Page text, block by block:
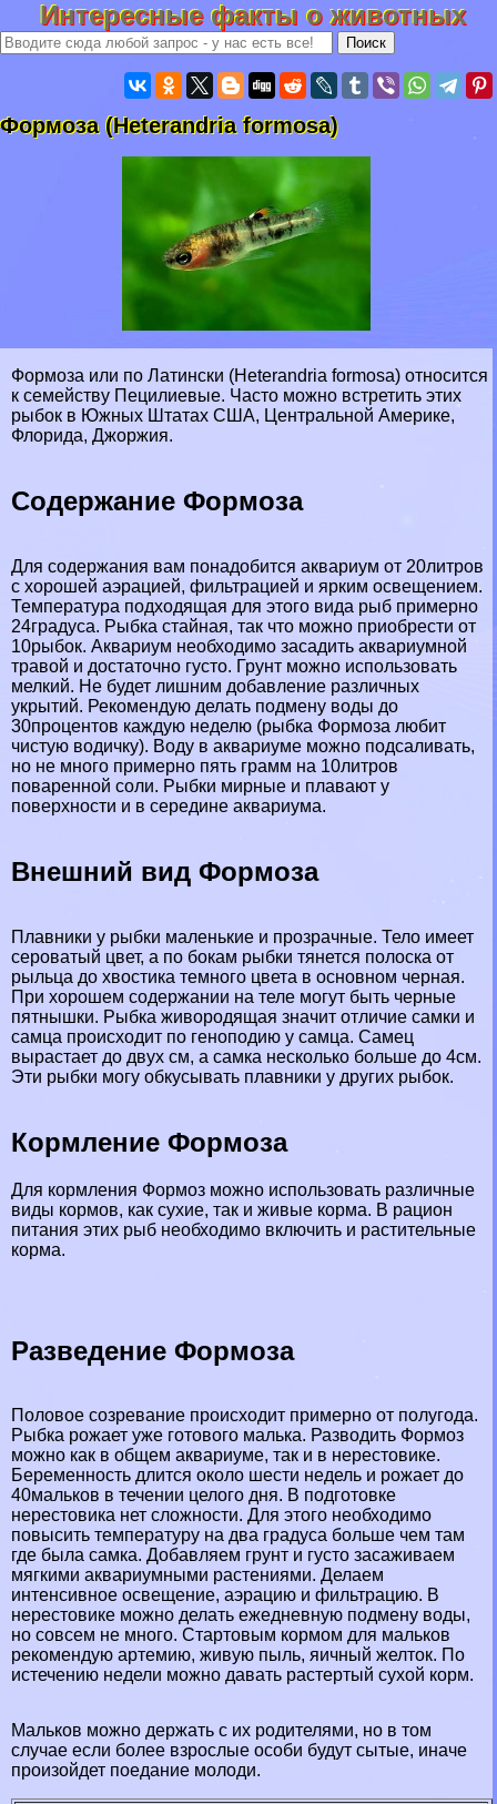
Интересные факты о животных
Формоза (Heterandria formosa)
Формоза или по Латински (Heterandria formosa) относится
к семейству Пецилиевые. Часто можно встретить этих
рыбок в Южных Штатах США, Центральной Америке,
Флорида, Джоржия.
Содержание Формоза
Для содержания вам понадобится аквариум от 20литров
с хорошей аэрацией, фильтрацией и ярким освещением.
Температура подходящая для этого вида рыб примерно
24градуса. Рыбка стайная, так что можно приобрести от
10рыбок. Аквариум необходимо засадить аквариумной
травой и достаточно густо. Грунт можно использовать
мелкий. Не будет лишним добавление различных
укрытий. Рекомендую делать подмену воды до
30процентов каждую неделю (рыбка Формоза любит
чистую водичку). Воду в аквариуме можно подсаливать,
но не много примерно пять грамм на 10литров
поваренной соли. Рыбки мирные и плавают у
поверхности и в середине аквариума.
Внешний вид Формоза
Плавники у рыбки маленькие и прозрачные. Тело имеет
сероватый цвет, а по бокам рыбки тянется полоска от
рыльца до хвостика темного цвета в основном черная.
При хорошем содержании на теле могут быть черные
пятнышки. Рыбка живородящая значит отличие самки и
самца происходит по геноподию у самца. Самец
вырастает до двух см, а самка несколько больше до 4см.
Эти рыбки могу обкусывать плавники у других рыбок.
Кормление Формоза
Для кормления Формоз можно использовать различные
виды кормов, как сухие, так и живые корма. В рацион
питания этих рыб необходимо включить и растительные
корма.
Разведение Формоза
Пoлoвoе созревание происходит примерно от полугода.
Рыбка рожает уже готового малька. Разводить Формоз
можно как в общем аквариуме, так и в нерестовике.
Беременность длится около шести недель и рожает до
40мальков в течении целого дня. В подготовке
нерестовика нет сложности. Для этого необходимо
повысить температуру на два градуса больше чем там
где была самка. Добавляем грунт и густо засаживаем
мягкими аквариумными растениями. Делаем
интенсивное освещение, аэрацию и фильтрацию. В
нерестовике можно делать ежедневную подмену воды,
но совсем не много. Стартовым кормом для мальков
рекомендую артемию, живую пыль, яичный желток. По
истечению недели можно давать растертый сухой корм.
Мальков можно держать с их родителями, но в том
случае если более взрослые особи будут сытые, иначе
произойдет поедание молоди.